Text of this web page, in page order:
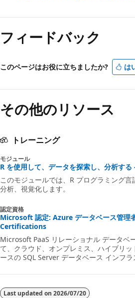
フィードバック
このページはお役に立ちましたか? は
その他のリソース
トレーニング
モジュール
R を使用して、データを探索し、分析す
このモジュールでは、R プログラミング言
分析、視覚化します。
認定資格
Microsoft 認定: Azure データベース管理
Certifications
Microsoft PaaS リレーショナル データベ
て、クラウド、オンプレミス、ハイブリ
ースの SQL Server データベース インフ
Last updated on 2026/07/20